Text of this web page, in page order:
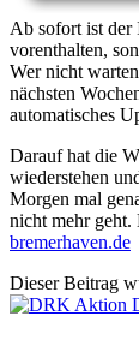
Ab sofort ist der
vorenthalten,
Wer nicht
nächsten
automatisches
Darauf hat die
wiederstehen
Morgen mal
nicht mehr
bremerhaven.de
Dieser Beitrag